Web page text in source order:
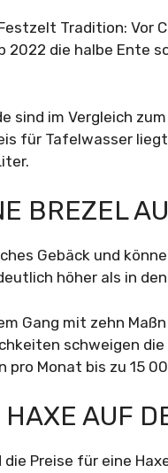
Tradition: Vor
2022 die halbe Ente
sind im Vergleich
für Tafelwasser liegt
BREZEL
Gebäck und
höher als in
Gang mit zehn
schweigen
pro Monat bis zu 15
HAXE AUF
Preise für eine